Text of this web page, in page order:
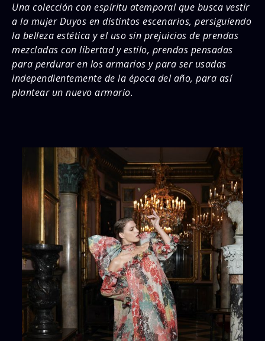
Una colección con espíritu atemporal que busca vestir
a la mujer Duyos en distintos escenarios, persiguiendo
la belleza estética y el uso sin prejuicios de prendas
mezcladas con libertad y estilo, prendas pensadas
para perdurar en los armarios y para ser usadas
independientemente de la época del año, para así
plantear un nuevo armario.